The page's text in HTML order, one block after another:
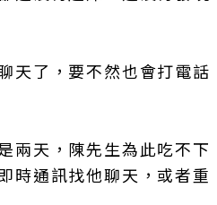
天了，要不然也會打電話
兩天，陳先生為此吃不下
時通訊找他聊天，或者重